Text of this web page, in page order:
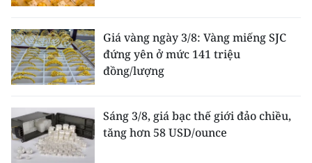
Giá vàng ngày 3/8: Vàng miếng SJC
đứng yên ở mức 141 triệu
đồng/lượng
Sáng 3/8, giá bạc thế giới đảo chiều,
tăng hơn 58 USD/ounce